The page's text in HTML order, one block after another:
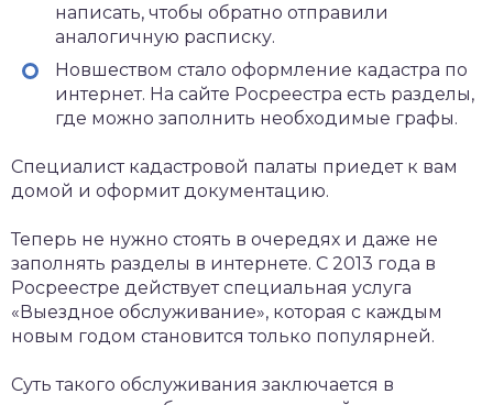
написать, чтобы обратно отправили
аналогичную расписку.
Новшеством стало оформление кадастра по
интернет. На сайте Росреестра есть разделы,
где можно заполнить необходимые графы.
Специалист кадастровой палаты приедет к вам
домой и оформит документацию.
Теперь не нужно стоять в очередях и даже не
заполнять разделы в интернете. С 2013 года в
Росреестре действует специальная услуга
«Выездное обслуживание», которая с каждым
новым годом становится только популярней.
Суть такого обслуживания заключается в